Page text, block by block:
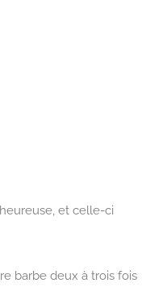
et celle-ci
barbe deux à trois fois